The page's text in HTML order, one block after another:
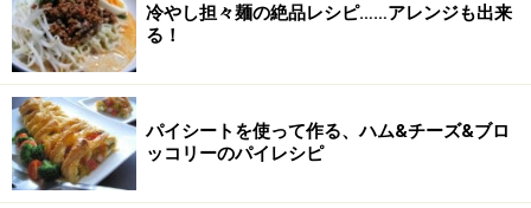
冷やし担々麺の絶品レシピ……アレンジも出来
る！
パイシートを使って作る、ハム&チーズ&ブロ
ッコリーのパイレシピ